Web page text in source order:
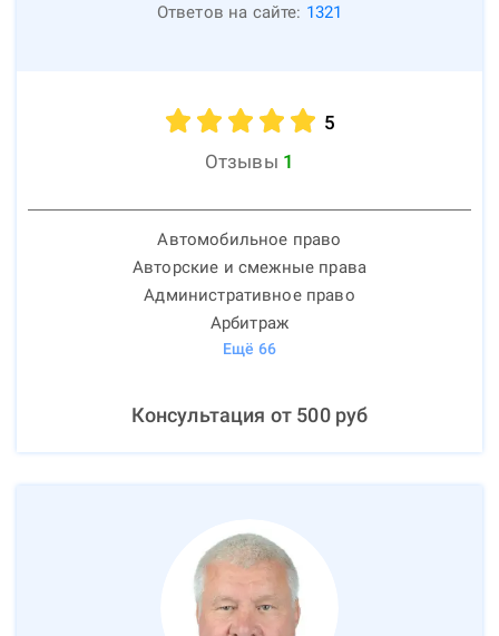
Ответов на сайте: 1321
5
Отзывы 1
Автомобильное право
Авторские и смежные права
Административное право
Арбитраж
Ещё 66
Консультация от 500руб